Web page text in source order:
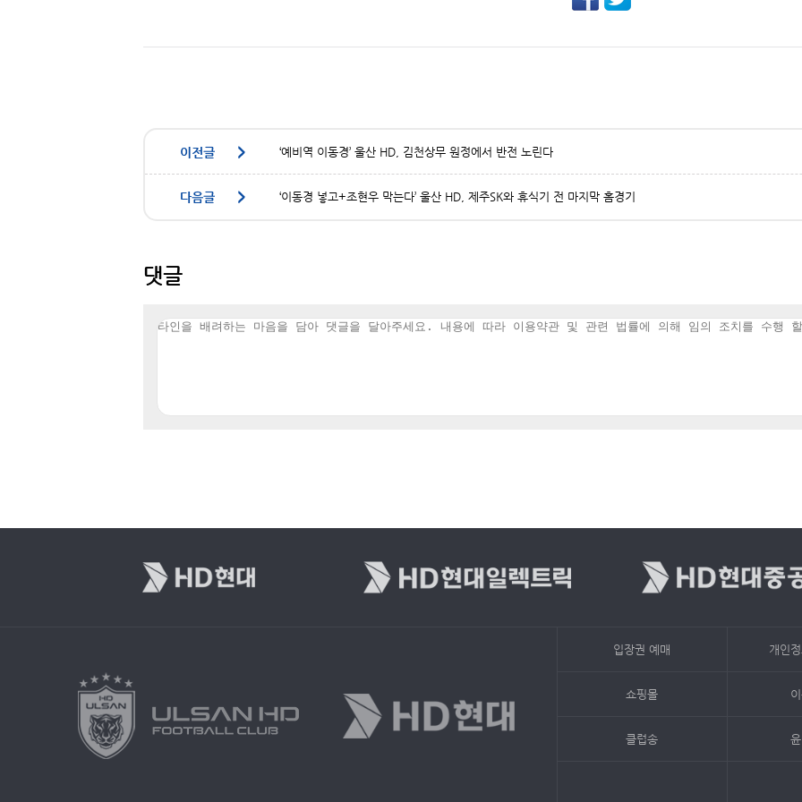
‘예비역 이동경’ 울산 HD, 김천상무 원정에서 반전 노린다
‘이동경 넣고+조현우 막는다’ 울산 HD, 제주SK와 휴식기 전 마지막 홈경기
댓글
입장권 예매 개인
쇼핑몰
클럽송